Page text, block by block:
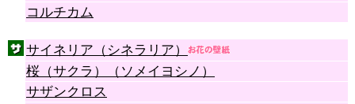
コルチカム
サイネリア（シネラリア）
桜（サクラ）（ソメイヨシノ）
サザンクロス